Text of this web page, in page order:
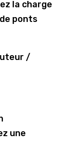
la charge
ponts
/
une